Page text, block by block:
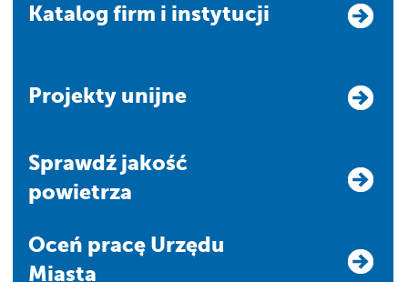
Katalog firm i instytucji
Projekty unijne
Sprawdź jakość
powietrza
Oceń pracę Urzędu
Miasta